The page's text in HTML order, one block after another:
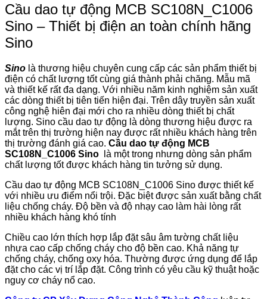
Cầu dao tự động MCB SC108N_C1006
Sino – Thiết bị điện an toàn chính hãng
Sino
Sino là thương hiệu chuyên cung cấp các sản phẩm thiết bị
điện có chất lượng tốt cùng giá thành phải chăng. Mẫu mã
và thiết kế rất đa dạng. Với nhiều năm kinh nghiệm sản xuất
các dòng thiết bị tiên tiến hiện đại. Trên dây truyền sản xuất
công nghệ hiên đại mới cho ra nhiều dòng thiết bị chất
lượng. Sino cầu dao tự động là dòng thương hiệu được ra
mắt trên thị trường hiện nay được rất nhiều khách hàng trên
thị trường đánh giá cao. Cầu dao tự động MCB
SC108N_C1006 Sino
là một trong nhưng dòng sản phẩm
chất lượng tốt được khách hàng tin tưởng sử dụng.
Cầu dao tự động MCB SC108N_C1006 Sino được thiết kế
với nhiều ưu điểm nổi trội. Đặc biệt được sản xuất bằng chất
liệu chống cháy. Độ bền và độ nhạy cao làm hài lòng rất
nhiều khách hàng khó tính
Chiều cao lớn thích hợp lắp đặt sâu âm tường chất liệu
nhựa cao cấp chống cháy cho độ bền cao. Khả năng tự
chống cháy, chống oxy hóa. Thường được ứng dụng để lắp
đặt cho các vị trí lắp đặt. Công trình có yêu cầu kỹ thuật hoặc
nguy cơ cháy nổ cao.